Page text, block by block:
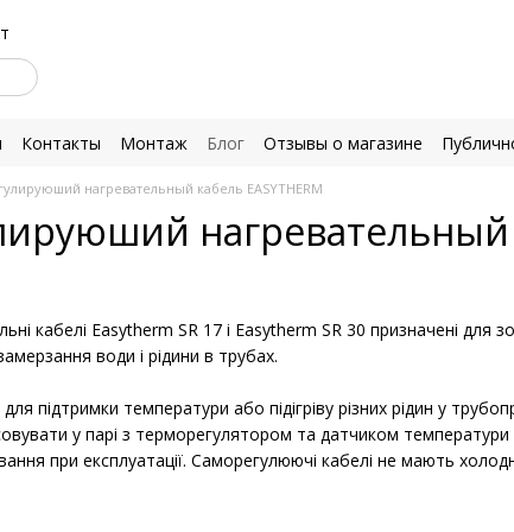
Контакты Монтаж Блог Отзывы о магазине
нагревательный кабель EASYTHERM
нагревательный
кабелі Еаsytherm SR 17 і Еаsytherm SR 30 призначені для
води і рідини в трубах.
підтримки температури або підігріву різних рідин у
у парі з терморегулятором та датчиком температури
при експлуатації. Саморегулюючі кабелі не мають